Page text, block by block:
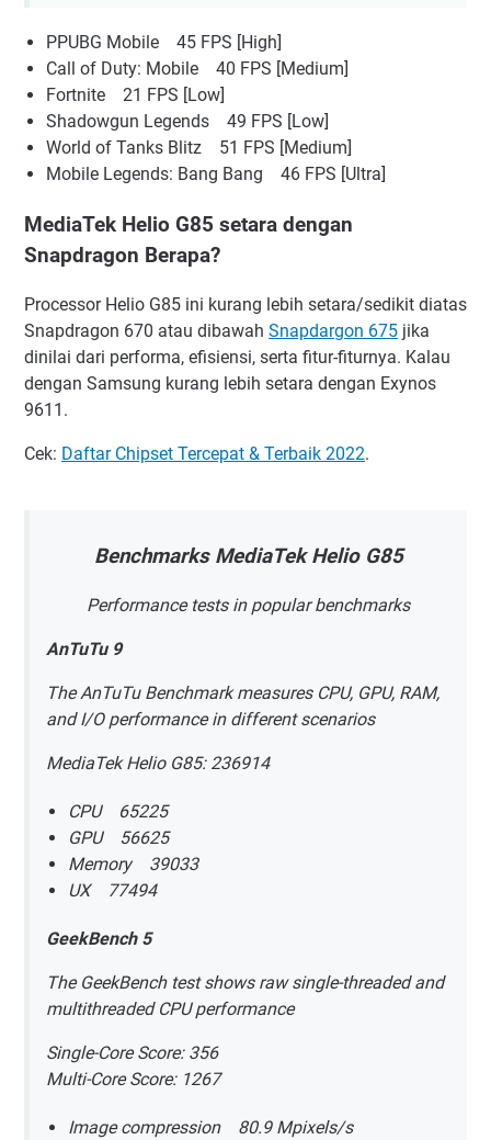
PPUBG Mobile 45 FPS [High]
Call of Duty: Mobile 40 FPS [Medium]
Fortnite 21 FPS [Low]
Shadowgun Legends 49 FPS [Low]
World of Tanks Blitz 51 FPS [Medium]
Mobile Legends: Bang Bang 46 FPS [Ultra]
MediaTek Helio G85 setara dengan
Snapdragon Berapa?
Processor Helio G85 ini kurang lebih setara/sedikit diatas
Snapdragon 670 atau dibawah Snapdargon 675 jika
dinilai dari performa, efisiensi, serta fitur-fiturnya. Kalau
dengan Samsung kurang lebih setara dengan Exynos
9611.
Cek: Daftar Chipset Tercepat & Terbaik 2022.
Benchmarks MediaTek Helio G85
Performance tests in popular benchmarks
AnTuTu 9
The AnTuTu Benchmark measures CPU, GPU, RAM,
and I/O performance in different scenarios
MediaTek Helio G85: 236914
CPU 65225
GPU 56625
Memory 39033
UX 77494
GeekBench 5
The GeekBench test shows raw single-threaded and
multithreaded CPU performance
Single-Core Score: 356
Multi-Core Score: 1267
Image compression 80.9 Mpixels/s